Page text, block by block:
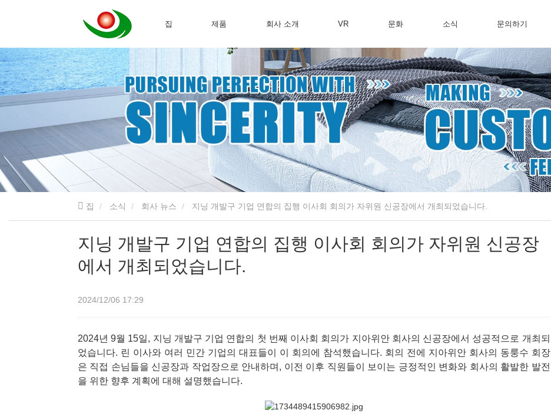
집 제품 회사 소개 VR 문화 소식 문의하기
집 소식 회사 뉴스 지닝 개발구 기업 연합의 집행 이사회 회의가 자위원 신공장에서 개최되었습니다.
지닝 개발구 기업 연합의 집행 이사회 회의가 자위원 신공장
에서 개최되었습니다.
2024/12/06 17:29
2024년 9월 15일, 지닝 개발구 기업 연합의 첫 번째 이사회 회의가 지아위안 회사의 신공장에서 성공적으로 개최되
었습니다. 린 이사와 여러 민간 기업의 대표들이 이 회의에 참석했습니다. 회의 전에 지아위안 회사의 동룽수 회장
은 직접 손님들을 신공장과 작업장으로 안내하며, 이전 이후 직원들이 보이는 긍정적인 변화와 회사의 활발한 발전
을 위한 향후 계획에 대해 설명했습니다.